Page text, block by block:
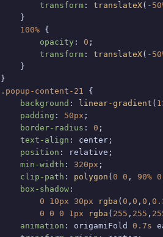
transform : translateX(-
    }
100% {
opacity : 0 ;
transform : translateX(-
    }
.popup-content-21 {
background : linear-gradient (
padding : 50px ;
border-radius : 0 ;
text-align : center;
position : relative;
min-width : 320px ;
clip-path : polygon ( 0 0 , 90% 0
box-shadow :
0
10px 30px rgba ( 0 , 0 , 0 ,
0 0 0 1px rgba ( 255 , 255 ,
animation : origamiFold 0.7s